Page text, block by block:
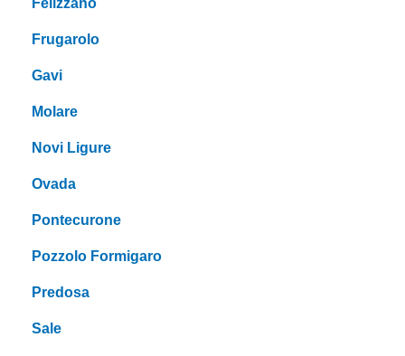
Felizzano
Frugarolo
Gavi
Molare
Novi Ligure
Ovada
Pontecurone
Pozzolo Formigaro
Predosa
Sale